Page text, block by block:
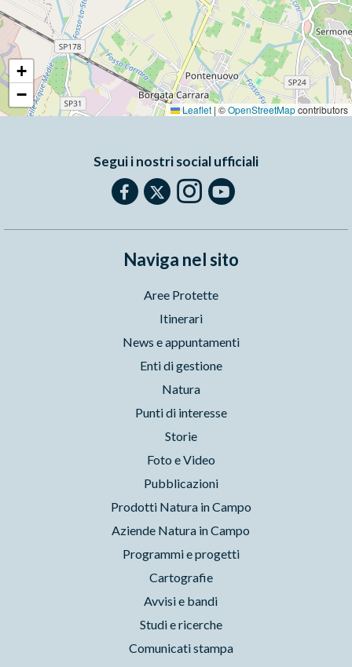
+
−
Leaflet | ©OpenStreetMapcontributors
Segui i nostri social ufficiali
Naviga nel sito
Aree Protette
Itinerari
News e appuntamenti
Enti di gestione
Natura
Punti di interesse
Storie
Foto e Video
Pubblicazioni
Prodotti Natura in Campo
Aziende Natura in Campo
Programmi e progetti
Cartografie
Avvisi e bandi
Studi e ricerche
Comunicati stampa